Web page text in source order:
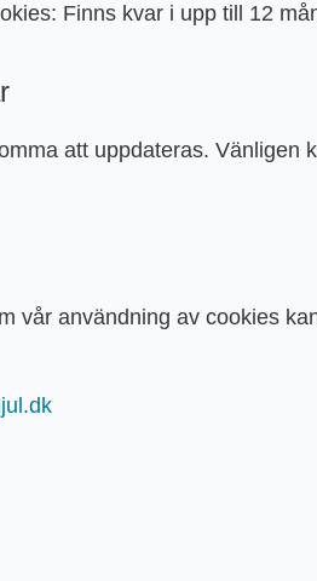
Finns kvar i upp till 12
att uppdateras. Vänligen
vår användning av cookies